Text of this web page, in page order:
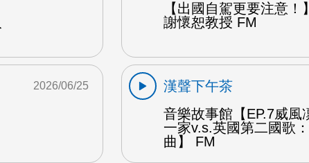
【出國自駕更要注意
謝懷恕教授 FM
2026/06/25
漢聲下午茶
音樂故事館【EP.7威風
一家v.s.英國第二國歌
曲】 FM